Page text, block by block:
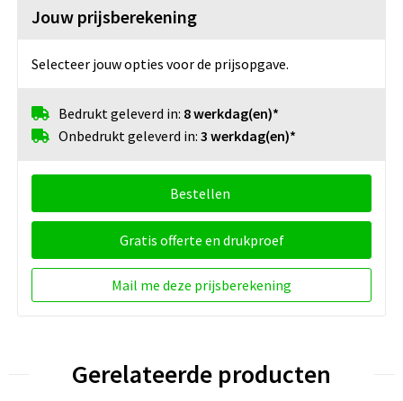
Jouw prijsberekening
Selecteer jouw opties voor de prijsopgave.
Bedrukt geleverd in: 8 werkdag(en)*
Onbedrukt geleverd in: 3 werkdag(en)*
Bestellen
Gratis offerte en drukproef
Mail me deze prijsberekening
Gerelateerde producten